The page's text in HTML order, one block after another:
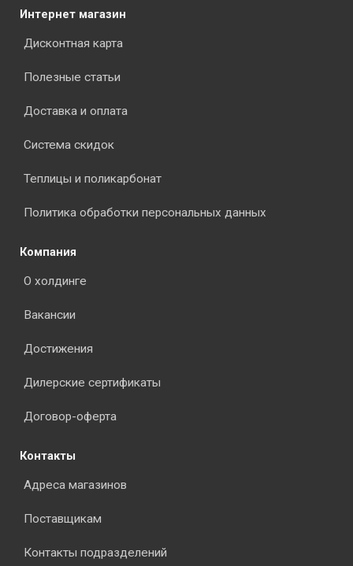
Интернет магазин
Дисконтная карта
Полезные статьи
Доставка и оплата
Система скидок
Теплицы и поликарбонат
Политика обработки персональных данных
Компания
О холдинге
Вакансии
Достижения
Дилерские сертификаты
Договор-оферта
Контакты
Адреса магазинов
Поставщикам
Контакты подразделений